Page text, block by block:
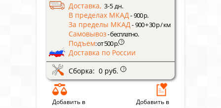
Доставка, 3-5 дн.
В пределах МКАД- 900 р.
За пределы МКАД- 900 + 30 р / км
Самовывоз- бесплатно.
Подъем: от 500 р. ?
Доставка по России
Сборка: 0 руб.
?
Добавить в
Добавить в